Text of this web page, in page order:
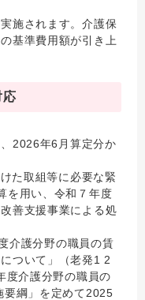
施されます。介護保
基準費用額が引き上
応
2026年6月算定分か
た取組等に必要な緊
を用い、令和７年度
善支援事業による処
介護分野の職員の賃
ついて」（老発1 2
度介護分野の職員の
要綱」を定めて2025